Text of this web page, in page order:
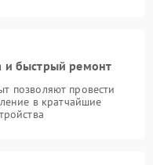
и быстрый ремонт
позволяют провести
в кратчайшие